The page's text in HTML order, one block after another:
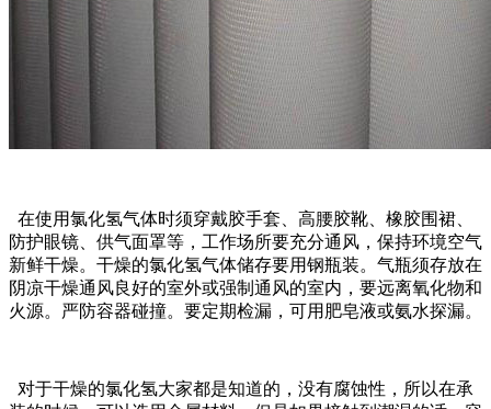
在使用氯化氢气体时须穿戴胶手套、高腰胶靴、橡胶围裙、
防护眼镜、供气面罩等，工作场所要充分通风，保持环境空气
新鲜干燥。干燥的氯化氢气体储存要用钢瓶装。气瓶须存放在
阴凉干燥通风良好的室外或强制通风的室内，要远离氧化物和
火源。严防容器碰撞。要定期检漏，可用肥皂液或氨水探漏。
对于干燥的氯化氢大家都是知道的，没有腐蚀性，所以在承